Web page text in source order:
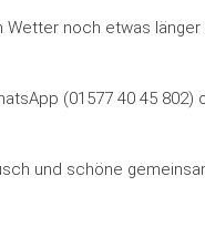
noch etwas
(01577 40 45 802)
und schöne